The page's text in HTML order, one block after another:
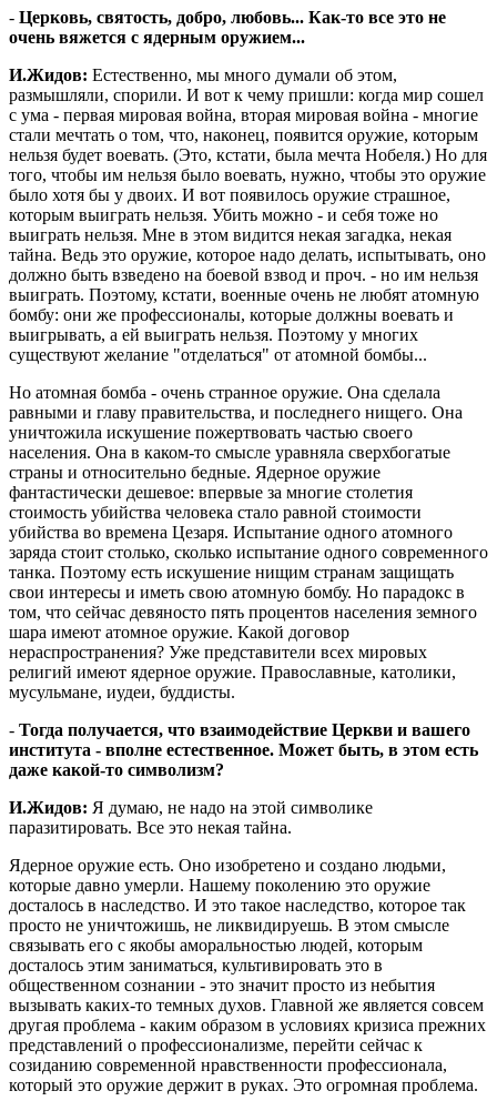
- Церковь, святость, добро, любовь... Как-то все это не
очень вяжется с ядерным оружием...
И.Жидов: Естественно, мы много думали об этом,
размышляли, спорили. И вот к чему пришли: когда мир сошел
с ума - первая мировая война, вторая мировая война - многие
стали мечтать о том, что, наконец, появится оружие, которым
нельзя будет воевать. (Это, кстати, была мечта Нобеля.) Но для
того, чтобы им нельзя было воевать, нужно, чтобы это оружие
было хотя бы у двоих. И вот появилось оружие страшное,
которым выиграть нельзя. Убить можно - и себя тоже но
выиграть нельзя. Мне в этом видится некая загадка, некая
тайна. Ведь это оружие, которое надо делать, испытывать, оно
должно быть взведено на боевой взвод и проч. - но им нельзя
выиграть. Поэтому, кстати, военные очень не любят атомную
бомбу: они же профессионалы, которые должны воевать и
выигрывать, а ей выиграть нельзя. Поэтому у многих
существуют желание "отделаться" от атомной бомбы...
Но атомная бомба - очень странное оружие. Она сделала
равными и главу правительства, и последнего нищего. Она
уничтожила искушение пожертвовать частью своего
населения. Она в каком-то смысле уравняла сверхбогатые
страны и относительно бедные. Ядерное оружие
фантастически дешевое: впервые за многие столетия
стоимость убийства человека стало равной стоимости
убийства во времена Цезаря. Испытание одного атомного
заряда стоит столько, сколько испытание одного современного
танка. Поэтому есть искушение нищим странам защищать
свои интересы и иметь свою атомную бомбу. Но парадокс в
том, что сейчас девяносто пять процентов населения земного
шара имеют атомное оружие. Какой договор
нераспространения? Уже представители всех мировых
религий имеют ядерное оружие. Православные, католики,
мусульмане, иудеи, буддисты.
- Тогда получается, что взаимодействие Церкви и вашего
института - вполне естественное. Может быть, в этом есть
даже какой-то символизм?
И.Жидов: Я думаю, не надо на этой символике
паразитировать. Все это некая тайна.
Ядерное оружие есть. Оно изобретено и создано людьми,
которые давно умерли. Нашему поколению это оружие
досталось в наследство. И это такое наследство, которое так
просто не уничтожишь, не ликвидируешь. В этом смысле
связывать его с якобы аморальностью людей, которым
досталось этим заниматься, культивировать это в
общественном сознании - это значит просто из небытия
вызывать каких-то темных духов. Главной же является совсем
другая проблема - каким образом в условиях кризиса прежних
представлений о профессионализме, перейти сейчас к
созиданию современной нравственности профессионала,
который это оружие держит в руках. Это огромная проблема.